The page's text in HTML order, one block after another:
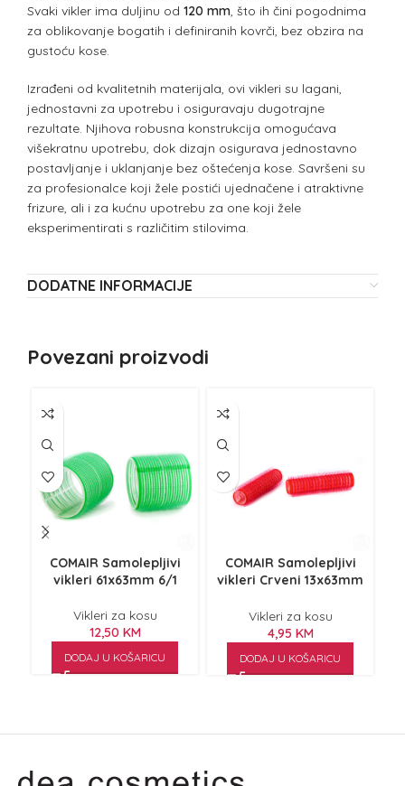
Svaki vikler ima duljinu od 120 mm, što ih čini pogodnima
za oblikovanje bogatih i definiranih kovrči, bez obzira na
gustoću kose.
Izrađeni od kvalitetnih materijala, ovi vikleri su lagani,
jednostavni za upotrebu i osiguravaju dugotrajne
rezultate. Njihova robusna konstrukcija omogućava
višekratnu upotrebu, dok dizajn osigurava jednostavno
postavljanje i uklanjanje bez oštećenja kose. Savršeni su
za profesionalce koji žele postići ujednačene i atraktivne
frizure, ali i za kućnu upotrebu za one koji žele
eksperimentirati s različitim stilovima.
DODATNE INFORMACIJE
Povezani proizvodi
COMAIR Samolepljivi
vikleri 61x63mm 6/1
Vikleri za kosu
12,50 KM
DODAJ U KOŠARICU
COMAIR Samolepljivi
vikleri Crveni 13x63mm
Vikleri za kosu
4,95 KM
DODAJ U KOŠARICU